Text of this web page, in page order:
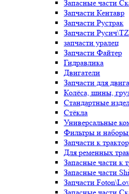
Запасные части
Запчасти Кентавр
Запчасти Рустрак
Запчасти
запчасти уралец
Запчасти Файтер
Гидравлика
Двигатели
Запчасти для
Колёса, шины,
Стандартные
Стёкла
Универсальные
Фильтры и
Запчасти к
Для ременных
Запасные части к
Запасные части
Запчасти